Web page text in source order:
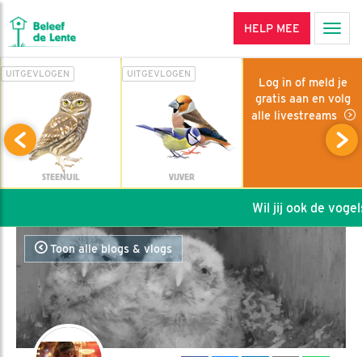
HELP MEE
UITGEVLOGEN
STEENUIL
UITGEVLOGEN
VIJVER
Log in of meld je
gratis aan en volg
alle livestreams
Wil jij ook de
Toon alle blogs & vlogs